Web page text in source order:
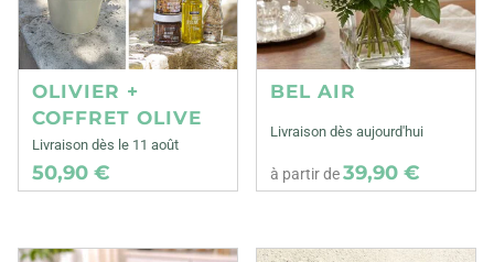
OLIVIER +
COFFRET OLIVE
Livraison dès le 11 août
50,90 €
BEL AIR
Livraison dès aujourd'hui
à partir de39,90 €